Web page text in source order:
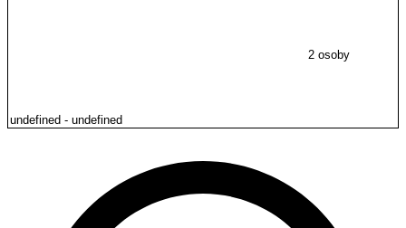
2 osoby